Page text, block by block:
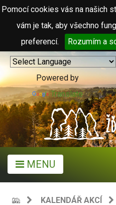
Pomocí cookies vás na našich
vám je tak, aby všechno
preferencí.
Rozumím a
Powered by
Translate
MENU
KALENDÁŘ AKCÍ